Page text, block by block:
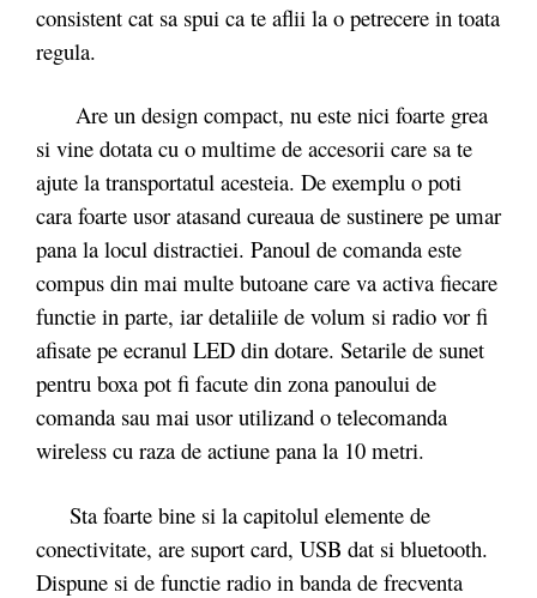
consistent cat sa spui ca te aflii la o petrecere in toata
regula.
Are un design compact, nu este nici foarte grea
si vine dotata cu o multime de accesorii care sa te
ajute la transportatul acesteia. De exemplu o poti
cara foarte usor atasand cureaua de sustinere pe umar
pana la locul distractiei. Panoul de comanda este
compus din mai multe butoane care va activa fiecare
functie in parte, iar detaliile de volum si radio vor fi
afisate pe ecranul LED din dotare. Setarile de sunet
pentru boxa pot fi facute din zona panoului de
comanda sau mai usor utilizand o telecomanda
wireless cu raza de actiune pana la 10 metri.
Sta foarte bine si la capitolul elemente de
conectivitate, are suport card, USB dat si bluetooth.
Dispune si de functie radio in banda de frecventa